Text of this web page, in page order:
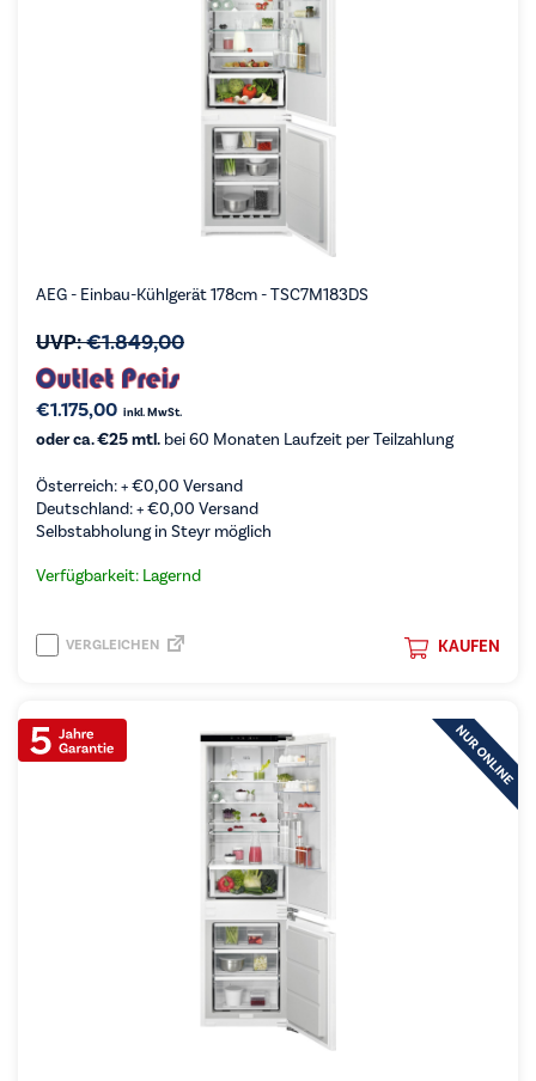
AEG - Einbau-Kühlgerät 178cm - TSC7M183DS
UVP:€1.849,00
€1.175,00 inkl. MwSt.
oder ca. €25 mtl. bei 60 Monaten Laufzeit per Teilzahlung
Österreich: +€0,00 Versand
Deutschland: +€0,00 Versand
Selbstabholung in Steyr möglich
Verfügbarkeit: Lagernd
KAUFEN
VERGLEICHEN